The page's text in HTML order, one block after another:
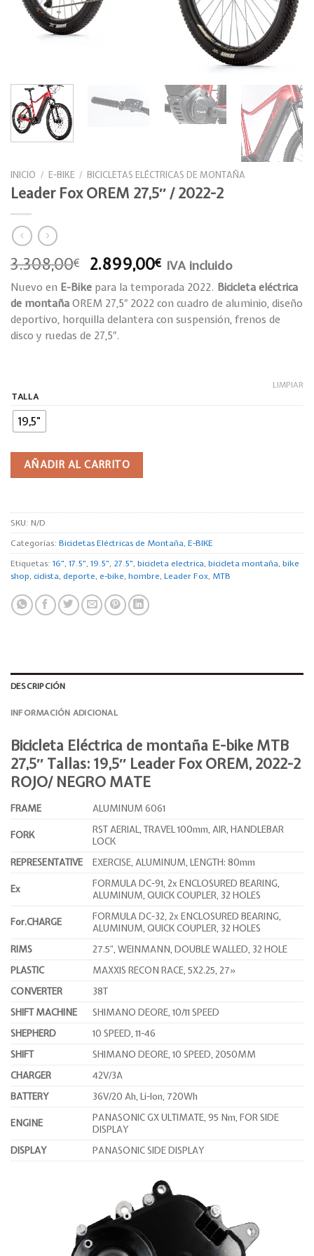
INICIO / E-BIKE / BICICLETAS ELÉCTRICAS DE MONTAÑA
Leader Fox OREM 27,5″ / 2022-2
3.308,00€ El
precio
original
era:
3.308,00€.
2.899,00€El
precio
actual
es:
2.899,00€.
IVA incluido
Nuevo en E-Bike para la temporada 2022. Bicicleta eléctrica
de montaña OREM 27,5″ 2022 con cuadro de aluminio, diseño
deportivo, horquilla delantera con suspensión, frenos de
disco y ruedas de 27,5″.
TALLA
19,5"
LIMPIAR
AÑADIR AL CARRITO
SKU: N/D
Categorías: Bicicletas Eléctricas de Montaña, E-BIKE
Etiquetas: 16", 17.5", 19.5", 27.5", bicicleta electrica, bicicleta montaña, bike
shop, ciclista, deporte, e-bike, hombre, Leader Fox, MTB
DESCRIPCIÓN
INFORMACIÓN ADICIONAL
Bicicleta Eléctrica de montaña E-bike MTB
27,5″ Tallas: 19,5″ Leader Fox OREM, 2022-2
ROJO/ NEGRO MATE
FRAME ALUMINUM 6061
FORK
RST AERIAL, TRAVEL 100mm, AIR, HANDLEBAR
LOCK
REPRESENTATIVE
EXERCISE, ALUMINUM, LENGTH: 80mm
Ex
FORMULA DC-91, 2x ENCLOSURED BEARING,
ALUMINUM, QUICK COUPLER, 32 HOLES
For.CHARGE
FORMULA DC-32, 2x ENCLOSURED BEARING,
ALUMINUM, QUICK COUPLER, 32 HOLES
RIMS
27.5″, WEINMANN, DOUBLE WALLED, 32 HOLE
PLASTIC
MAXXIS RECON RACE, 5X2.25, 27»
CONVERTER
38T
SHIFT MACHINE
SHIMANO DEORE, 10/11 SPEED
SHEPHERD
10 SPEED, 11-46
SHIFT
SHIMANO DEORE, 10 SPEED, 2050MM
CHARGER
42V/3A
BATTERY
36V/20 Ah, Li-Ion, 720Wh
ENGINE
PANASONIC GX ULTIMATE, 95 Nm, FOR SIDE
DISPLAY
DISPLAY
PANASONIC SIDE DISPLAY